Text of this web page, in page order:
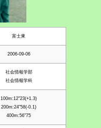
富士東
2006-09-06
社会情報学部
社会情報学科
100m:12"23(+1.3)
200m:24"58(-0.1)
400m:56"75